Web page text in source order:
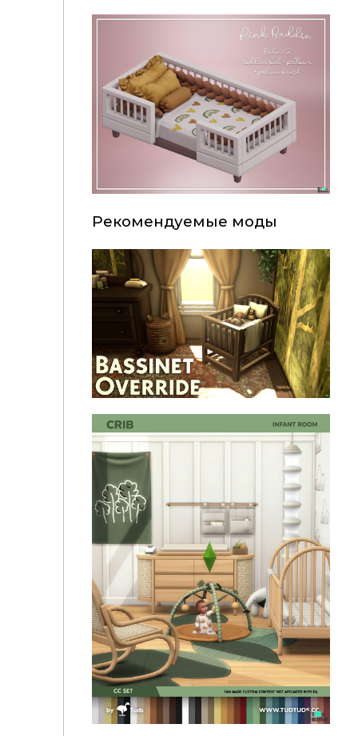
Рекомендуемые моды
Кроватка для новорождённых "Bassinet Override
Update" для Симс 4